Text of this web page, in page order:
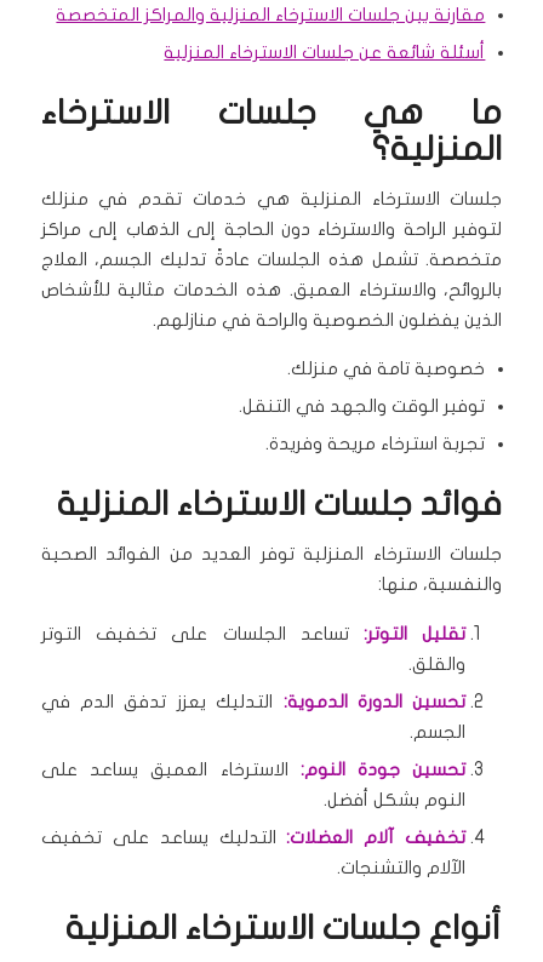
مقارنة بين جلسات الاسترخاء المنزلية والمراكز المتخصصة
أسئلة شائعة عن جلسات الاسترخاء المنزلية
ما هي جلسات الاسترخاء
المنزلية؟
جلسات الاسترخاء المنزلية هي خدمات تقدم في منزلك
لتوفير الراحة والاسترخاء دون الحاجة إلى الذهاب إلى مراكز
متخصصة. تشمل هذه الجلسات عادةً تدليك الجسم، العلاج
بالروائح، والاسترخاء العميق. هذه الخدمات مثالية للأشخاص
الذين يفضلون الخصوصية والراحة في منازلهم.
خصوصية تامة في منزلك.
توفير الوقت والجهد في التنقل.
تجربة استرخاء مريحة وفريدة.
فوائد جلسات الاسترخاء المنزلية
جلسات الاسترخاء المنزلية توفر العديد من الفوائد الصحية
والنفسية، منها:
تقليل التوتر:تساعد الجلسات على تخفيف التوتر
والقلق.
تحسين الدورة الدموية: التدليك يعزز تدفق الدم في
الجسم.
تحسين جودة النوم: الاسترخاء العميق يساعد على
النوم بشكل أفضل.
تخفيف آلام العضلات:التدليك يساعد على تخفيف
الآلام والتشنجات.
أنواع جلسات الاسترخاء المنزلية